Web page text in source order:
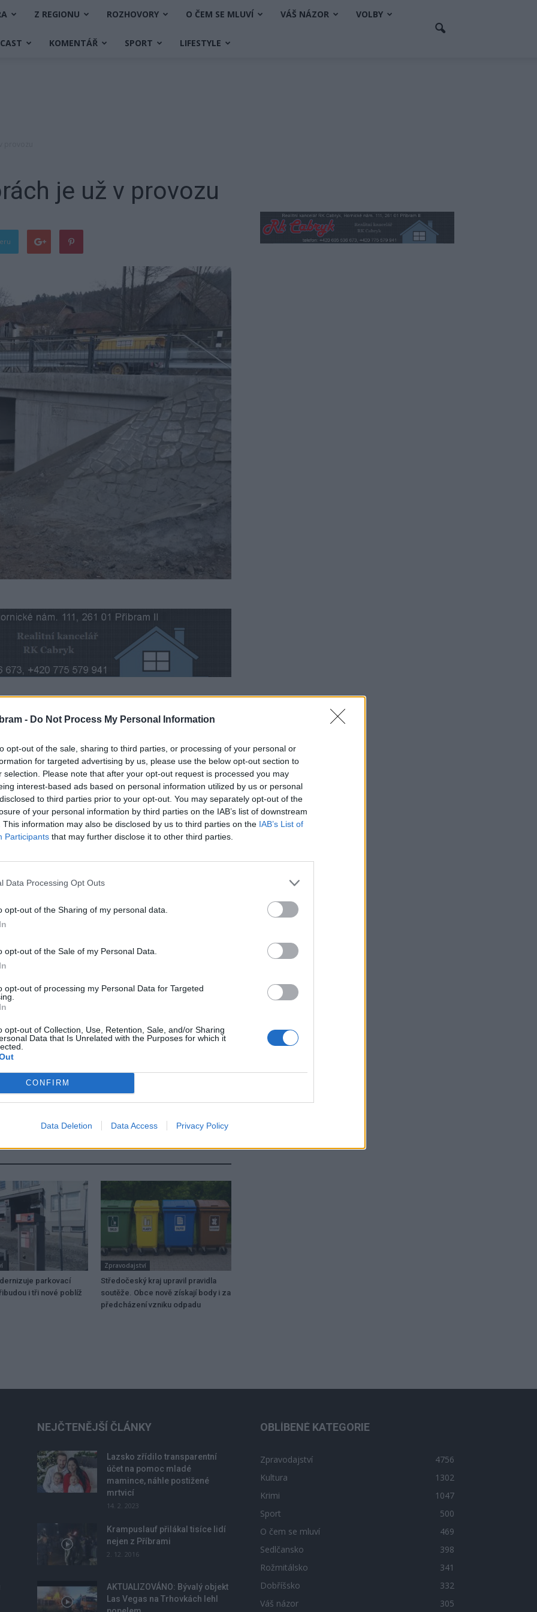
- Do Not Process My Personal Information
opt-out of the sale, sharing to third parties, or processing of your personal or
for targeted advertising by us, please use the below opt-out section to
selection. Please note that after your opt-out request is processed you may
interest-based ads based on personal information utilized by us or personal
to third parties prior to your opt-out. You may separately opt-out of the
of your personal information by third parties on the IAB’s list of downstream
This information may also be disclosed by us to third parties on the IAB’s List of
Participants that may further disclose it to other third parties.
Data Processing Opt Outs
opt-out of the Sharing of my personal data.
opt-out of the Sale of my Personal Data.
opt-out of processing my Personal Data for Targeted
opt-out of Collection, Use, Retention, Sale, and/or Sharing
Data that Is Unrelated with the Purposes for which it
CONFIRM
Data Deletion Data Access Privacy Policy
Z REGIONU ROZHOVORY O ČEM SE MLUVÍ VÁŠ NÁZOR VOLBY
KOMENTÁŘ SPORT LIFESTYLE
je už v provozu
Ředitelství silnic a dálnic celkovou opravu mostu
opravy za 15,3 mil. Kč bez DPH, došlo ke kompletní
v původním místě nahrazen novým jednopólovým
užívání stavby a 17. prosince ráno na něj byl
mostě projedou obousměrně v režimu 1+1 jízdní pruhy
jak tomu bylo doposud,“
konstatoval Martin Buček
délce 111 metrů budou odstraněny na jaře příštího
dláždění koryta potoka v kameni na vtokové straně pod
rovněž terénní úpravy v okolí mostu. Tyto práce však
provozu na silnici I/18,“doplnil Buček.
parkovací
i tři nové poblíž
Zpravodajství
Středočeský kraj upravil pravidla
soutěže. Obce nově získají body i za
předcházení vzniku odpadu
NEJČTENĚJŠÍ ČLÁNKY
Lazsko zřídilo transparentní
účet na pomoc mladé
mamince, náhle postižené
mrtvicí
14. 2. 2023
Krampuslauf přilákal tisíce lidí
nejen z Příbrami
2. 12. 2016
AKTUALIZOVÁNO: Bývalý objekt
Las Vegas na Trhovkách lehl
OBLÍBENÉ KATEGORIE
Zpravodajství
4756
Kultura
1302
Krimi
1047
Sport
500
O čem se mluví
469
Sedlčansko
398
Rožmitálsko
341
Dobříšsko
332
Váš názor
305